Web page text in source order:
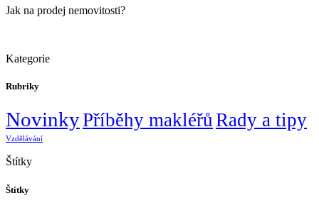
Jak na prodej nemovitosti?
Kategorie
Rubriky
NovinkyPříběhy makléřůRady a tipy
Vzdělávání
Štítky
Štítky